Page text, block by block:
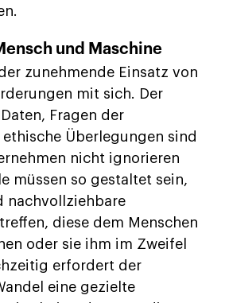
und Maschine
zunehmende Einsatz von
mit sich. Der
Fragen der
Überlegungen sind
nicht ignorieren
müssen so gestaltet sein,
nachvollziehbare
diese dem Menschen
oder sie ihm im Zweifel
erfordert der
eine gezielte